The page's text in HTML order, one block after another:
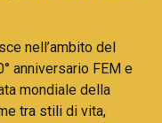
nell’ambito del
anniversario FEM e
mondiale della
tra stili di vita,